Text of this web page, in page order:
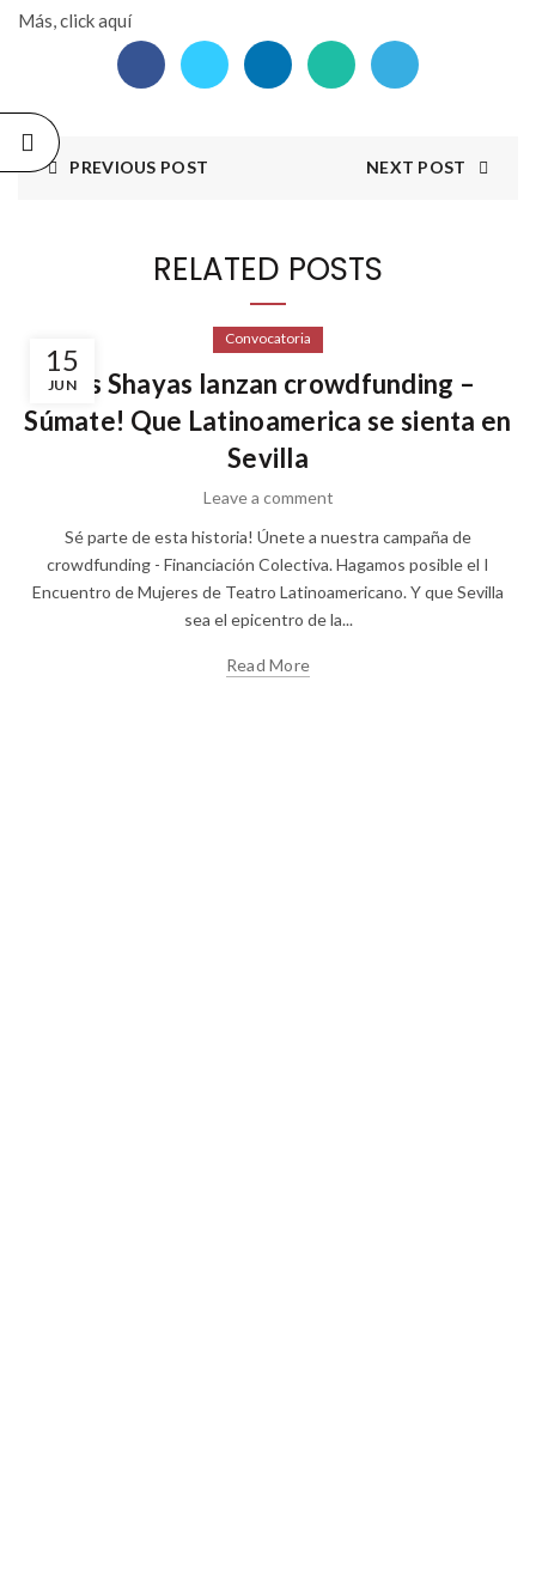
Más, click aquí
PREVIOUS POST NEXT POST
RELATED POSTS
15
JUN
Convocatoria
Las Shayas lanzan crowdfunding –
Súmate! Que Latinoamerica se sienta en
Sevilla
Leave a comment
Sé parte de esta historia! Únete a nuestra campaña de
crowdfunding - Financiación Colectiva. Hagamos posible el I
Encuentro de Mujeres de Teatro Latinoamericano. Y que Sevilla
sea el epicentro de la...
Read More